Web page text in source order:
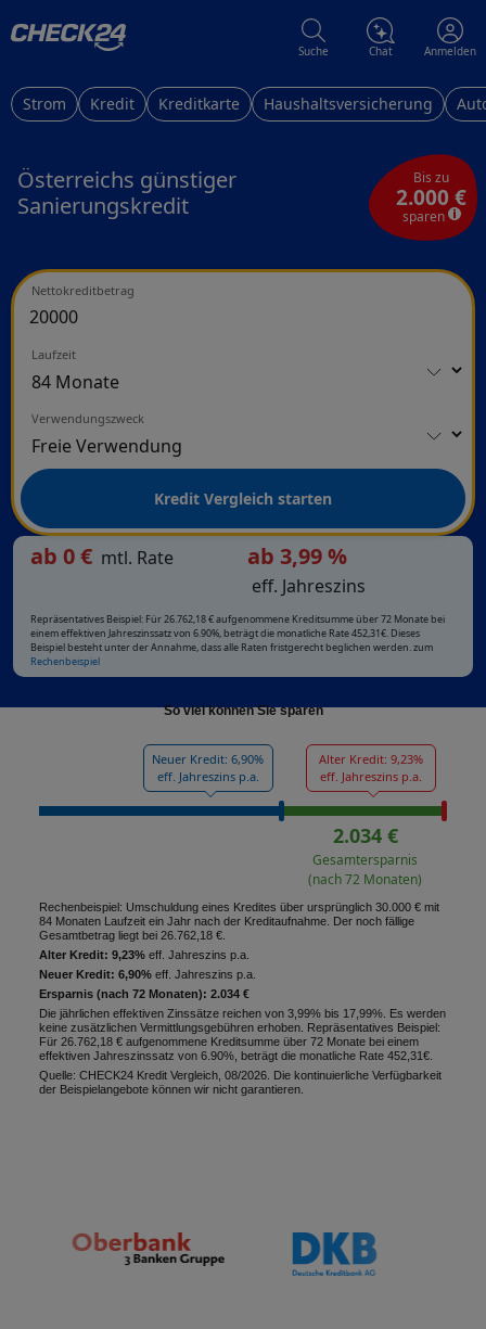
Suche Chat Anmelden
Strom Kredit Kreditkarte Haushaltsversicherung
Österreichs günstiger
Sanierungskredit
Bis zu
2.000 €
sparen
Nettokreditbetrag
Laufzeit
Verwendungszweck
Kredit Vergleich starten
ab 0€ mtl. Rate ab 3,99 %
eff. Jahreszins
Repräsentatives Beispiel: Für 26.762,18 € aufgenommene Kreditsumme über 72 Monate bei
einem effektiven Jahreszinssatz von 6.90%, beträgt die monatliche Rate 452,31€. Dieses
Beispiel besteht unter der Annahme, dass alle Raten fristgerecht beglichen werden. zum
Rechenbeispiel
So viel können Sie sparen
Neuer Kredit: 6,90%
eff. Jahreszins p.a.
Alter Kredit: 9,23%
eff. Jahreszins p.a.
2.034 €
Gesamtersparnis
(nach 72 Monaten)
Rechenbeispiel: Umschuldung eines Kredites über ursprünglich 30.000 € mit
84 Monaten Laufzeit ein Jahr nach der Kreditaufnahme. Der noch fällige
Gesamtbetrag liegt bei 26.762,18 €.
Alter Kredit: 9,23% eff. Jahreszins p.a.
Neuer Kredit: 6,90% eff. Jahreszins p.a.
Ersparnis (nach 72 Monaten): 2.034 €
Die jährlichen effektiven Zinssätze reichen von 3,99% bis 17,99%. Es werden
keine zusätzlichen Vermittlungsgebühren erhoben. Repräsentatives Beispiel:
Für 26.762,18 € aufgenommene Kreditsumme über 72 Monate bei einem
effektiven Jahreszinssatz von 6.90%, beträgt die monatliche Rate 452,31€.
Quelle: CHECK24 Kredit Vergleich, 08/2026. Die kontinuierliche Verfügbarkeit
der Beispielangebote können wir nicht garantieren.